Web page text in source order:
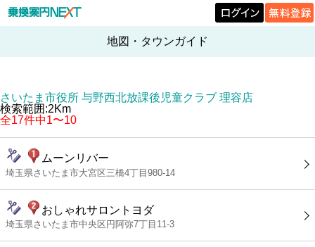
地図・タウンガイド
さいたま市役所 与野西北放課後児童クラブ 理容店
検索範囲:2Km
全17件中1〜10
ムーンリバー
埼玉県さいたま市大宮区三橋4丁目980-14
おしゃれサロントヨダ
埼玉県さいたま市中央区円阿弥7丁目11-3